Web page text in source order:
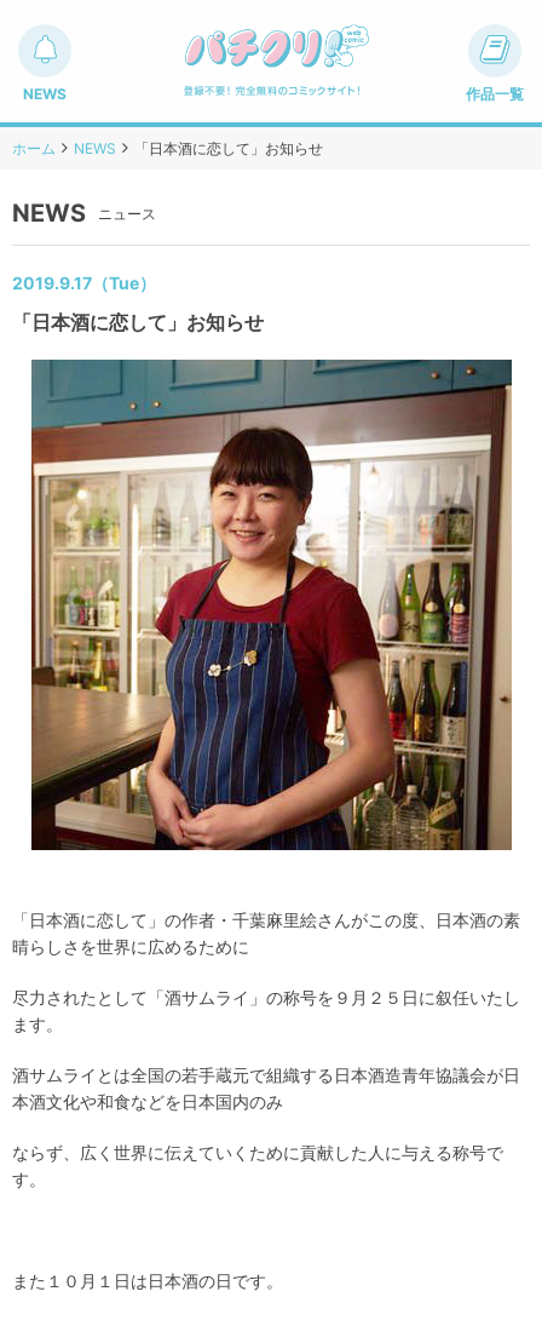
NEWS 作品一覧
ホーム NEWS 「日本酒に恋して」お知らせ
NEWS ニュース
2019.9.17（Tue）
「日本酒に恋して」お知らせ
「日本酒に恋して」の作者・千葉麻里絵さんがこの度、日本酒の素
晴らしさを世界に広めるために
尽力されたとして「酒サムライ」の称号を９月２５日に叙任いたし
ます。
酒サムライとは全国の若手蔵元で組織する日本酒造青年協議会が日
本酒文化や和食などを日本国内のみ
ならず、広く世界に伝えていくために貢献した人に与える称号で
す。
また１０月１日は日本酒の日です。